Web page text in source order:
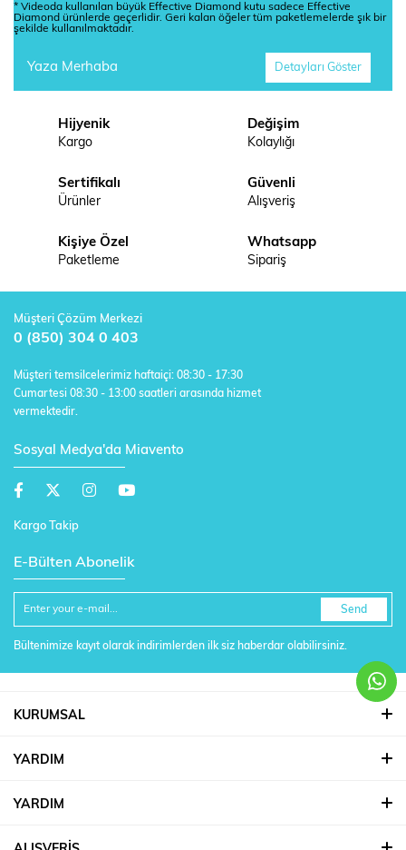
* Videoda kullanılan büyük Effective Diamond kutu sadece Effective
Diamond ürünlerde geçerlidir. Geri kalan öğeler tüm paketlemelerde şık bir
şekilde kullanılmaktadır.
Yaza Merhaba Detayları Göster
Hijyenik
Kargo
Değişim
Kolaylığı
Sertifikalı
Ürünler
Güvenli
Alışveriş
Kişiye Özel
Paketleme
Whatsapp
Sipariş
Müşteri Çözüm Merkezi
0 (850) 304 0 403
Müşteri temsilcelerimiz haftaiçi: 08:30 - 17:30
Cumartesi 08:30 - 13:00 saatleri arasında hizmet
vermektedir.
Sosyal Medya'da Miavento
Kargo Takip
E-Bülten Abonelik
Send
Bültenimize kayıt olarak indirimlerden ilk siz haberdar olabilirsiniz.
KURUMSAL
YARDIM
YARDIM